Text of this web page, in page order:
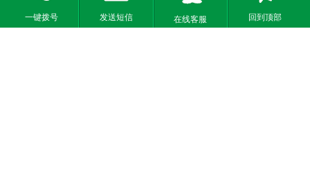
一键拨号 发送短信 在线客服 回到顶部